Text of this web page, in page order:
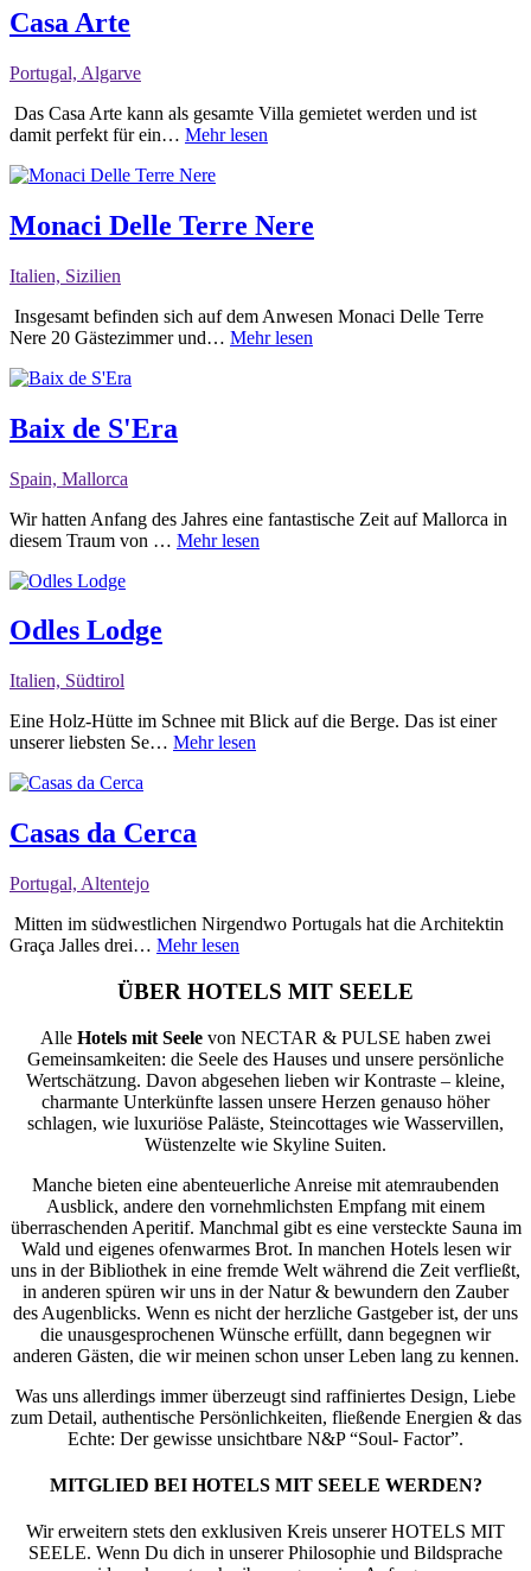
Casa Arte
Portugal, Algarve
Das Casa Arte kann als gesamte Villa gemietet werden und ist
damit perfekt für ein… Mehr lesen
Monaci Delle Terre Nere
Italien, Sizilien
Insgesamt befinden sich auf dem Anwesen Monaci Delle Terre
Nere 20 Gästezimmer und… Mehr lesen
Baix de S'Era
Spain, Mallorca
Wir hatten Anfang des Jahres eine fantastische Zeit auf Mallorca in
diesem Traum von … Mehr lesen
Odles Lodge
Italien, Südtirol
Eine Holz-Hütte im Schnee mit Blick auf die Berge. Das ist einer
unserer liebsten Se… Mehr lesen
Casas da Cerca
Portugal, Altentejo
Mitten im südwestlichen Nirgendwo Portugals hat die Architektin
Graça Jalles drei… Mehr lesen
ÜBER HOTELS MIT SEELE
Alle Hotels mit Seele von NECTAR & PULSE haben zwei
Gemeinsamkeiten: die Seele des Hauses und unsere persönliche
Wertschätzung. Davon abgesehen lieben wir Kontraste – kleine,
charmante Unterkünfte lassen unsere Herzen genauso höher
schlagen, wie luxuriöse Paläste, Steincottages wie Wasservillen,
Wüstenzelte wie Skyline Suiten.
Manche bieten eine abenteuerliche Anreise mit atemraubenden
Ausblick, andere den vornehmlichsten Empfang mit einem
überraschenden Aperitif. Manchmal gibt es eine versteckte Sauna im
Wald und eigenes ofenwarmes Brot. In manchen Hotels lesen wir
uns in der Bibliothek in eine fremde Welt während die Zeit verfließt,
in anderen spüren wir uns in der Natur & bewundern den Zauber
des Augenblicks. Wenn es nicht der herzliche Gastgeber ist, der uns
die unausgesprochenen Wünsche erfüllt, dann begegnen wir
anderen Gästen, die wir meinen schon unser Leben lang zu kennen.
Was uns allerdings immer überzeugt sind raffiniertes Design, Liebe
zum Detail, authentische Persönlichkeiten, fließende Energien & das
Echte: Der gewisse unsichtbare N&P “Soul- Factor”.
MITGLIED BEI HOTELS MIT SEELE WERDEN?
Wir erweitern stets den exklusiven Kreis unserer HOTELS MIT
SEELE. Wenn Du dich in unserer Philosophie und Bildsprache